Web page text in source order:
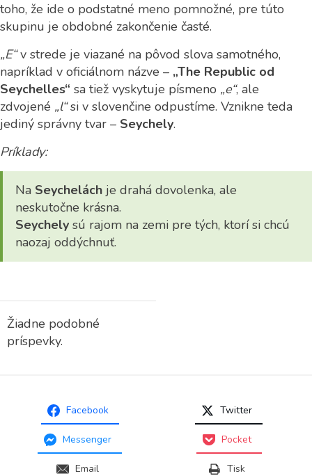
toho, že ide o podstatné meno pomnožné, pre túto
skupinu je obdobné zakončenie časté.
„E“v strede je viazané na pôvod slova samotného,
napríklad v oficiálnom názve – „The Republic od
Seychelles“ sa tiež vyskytuje písmeno „e“, ale
zdvojené „l“si v slovenčine odpustíme. Vznikne teda
jediný správny tvar – Seychely.
Príklady:
Na Seychelách je drahá dovolenka, ale
neskutočne krásna.
Seychely sú rajom na zemi pre tých, ktorí si chcú
naozaj oddýchnuť.
Žiadne podobné
príspevky.
Facebook Twitter
Messenger Pocket
Email Tisk